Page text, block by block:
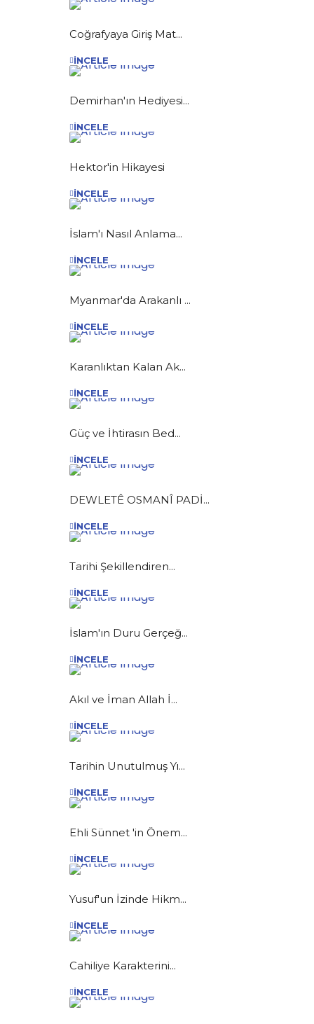
Coğrafyaya Giriş Mat...
İNCELE
Demirhan'ın Hediyesi...
İNCELE
Hektor'in Hikayesi
İNCELE
İslam'ı Nasıl Anlama...
İNCELE
Myanmar'da Arakanlı ...
İNCELE
Karanlıktan Kalan Ak...
İNCELE
Güç ve İhtirasın Bed...
İNCELE
DEWLETÊ OSMANÎ PADİ...
İNCELE
Tarihi Şekillendiren...
İNCELE
İslam'ın Duru Gerçeğ...
İNCELE
Akıl ve İman Allah İ...
İNCELE
Tarihin Unutulmuş Yı...
İNCELE
Ehli Sünnet 'in Önem...
İNCELE
Yusuf'un İzinde Hikm...
İNCELE
Cahiliye Karakterini...
İNCELE